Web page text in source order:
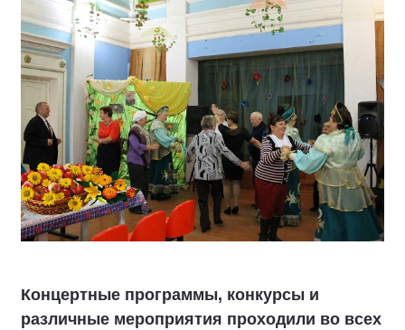
Концертные программы, конкурсы и
различные мероприятия проходили во всех